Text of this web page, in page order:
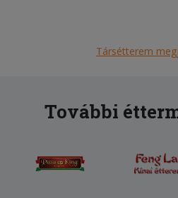
Társétterem
További